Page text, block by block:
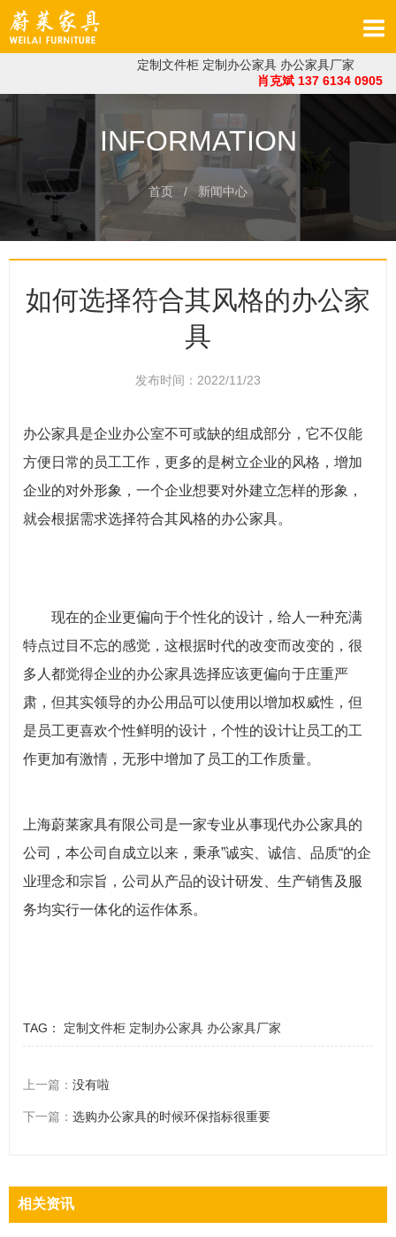
定制文件柜 定制办公家具 办公家具厂家
肖克斌 137 6134 0905
INFORMATION
首页 / 新闻中心
如何选择符合其风格的办公家
具
发布时间：2022/11/23
办公家具是企业办公室不可或缺的组成部分，它不仅能
方便日常的员工工作，更多的是树立企业的风格，增加
企业的对外形象，一个企业想要对外建立怎样的形象，
就会根据需求选择符合其风格的办公家具。
现在的企业更偏向于个性化的设计，给人一种充满
特点过目不忘的感觉，这根据时代的改变而改变的，很
多人都觉得企业的办公家具选择应该更偏向于庄重严
肃，但其实领导的办公用品可以使用以增加权威性，但
是员工更喜欢个性鲜明的设计，个性的设计让员工的工
作更加有激情，无形中增加了员工的工作质量。
上海蔚莱家具有限公司是一家专业从事现代办公家具的
公司，本公司自成立以来，秉承”诚实、诚信、品质“的企
业理念和宗旨，公司从产品的设计研发、生产销售及服
务均实行一体化的运作体系。
TAG： 定制文件柜 定制办公家具 办公家具厂家
上一篇： 没有啦
下一篇： 选购办公家具的时候环保指标很重要
相关资讯